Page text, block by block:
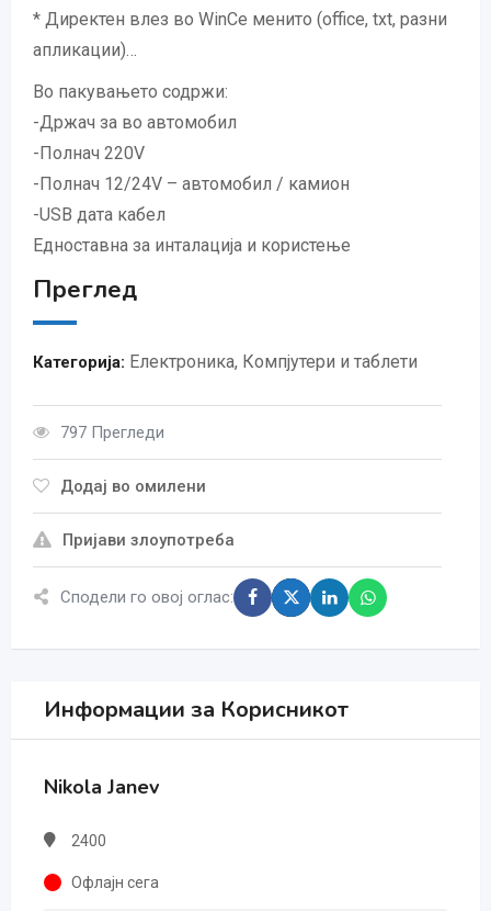
* Директен влез во WinCe менито (office, txt, разни
апликации)…
Во пакувањето содржи:
-Држач за во автомобил
-Полнач 220V
-Полнач 12/24V – автомобил / камион
-USB дата кабел
Едноставна за инталација и користење
Преглед
Категорија: Електроника, Компјутери и таблети
797 Прегледи
Додај во омилени
Пријави злоупотреба
Сподели го овој оглас:
Информации за Корисникот
Nikola Janev
2400
Офлајн сега